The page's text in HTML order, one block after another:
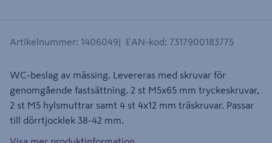
Artikelnummer: 1406049 EAN-kod: 7317900183775
WC-beslag av mässing. Levereras med skruvar för
genomgående fastsättning. 2 st M5x65 mm tryckeskruvar,
2 st M5 hylsmuttrar samt 4 st 4x12 mm träskruvar. Passar
till dörrtjocklek 38-42 mm.